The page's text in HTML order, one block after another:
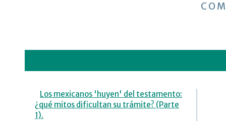
Los mexicanos 'huyen' del testamento:
¿qué mitos dificultan su trámite? (Parte
1).